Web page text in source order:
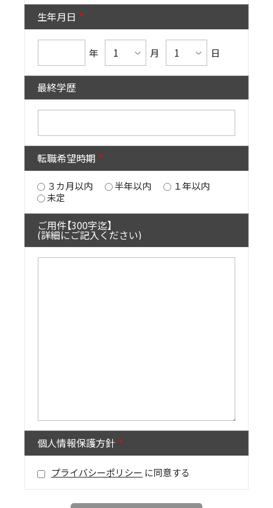
生年月日
年 月 日
最終学歴
転職希望時期
３カ月以内 半年以内
１年以内
未定
ご用件【300字迄】
(詳細にご記入ください)
個人情報保護方針
プライバシーポリシー に同意する